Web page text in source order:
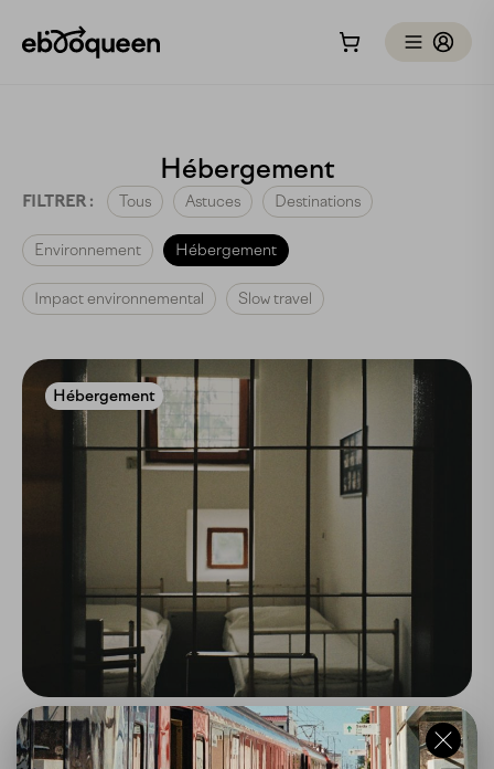
Hébergement
FILTRER : Tous Astuces Destinations
Environnement Hébergement
Impact environnemental Slow travel
Hébergement
Une nuit au Celica Hostel à Ljubljana : Une expérience
unique